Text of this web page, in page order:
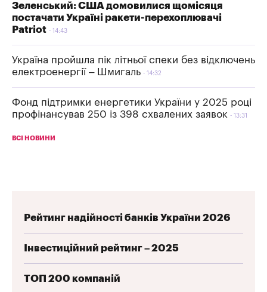
Зеленський: США домовилися щомісяця
постачати Україні ракети-перехоплювачі
Patriot
14:43
Україна пройшла пік літньої спеки без відключень
електроенергії – Шмигаль
14:32
Фонд підтримки енергетики України у 2025 році
профінансував 250 із 398 схвалених заявок
13:31
ВСІ НОВИНИ
Рейтинг надійності банків України 2026
Інвестиційний рейтинг – 2025
ТОП 200 компаній